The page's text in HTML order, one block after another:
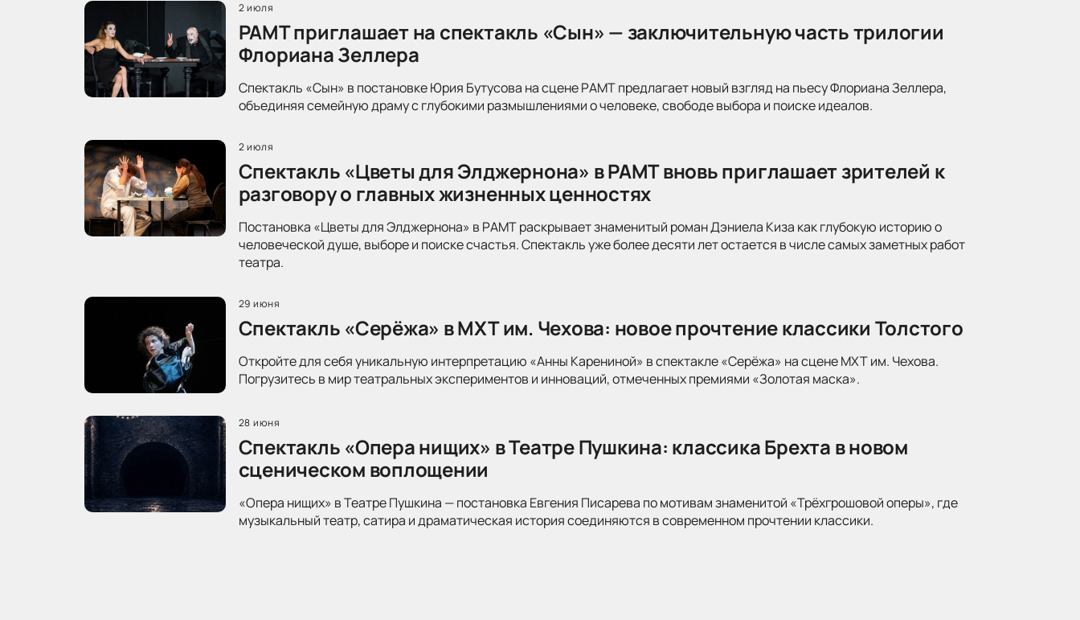
2 июля
РАМТ приглашает на спектакль «Сын» — заключительную часть трилогии
Флориана Зеллера
Спектакль «Сын» в постановке Юрия Бутусова на сцене РАМТ предлагает новый взгляд на пьесу Флориана Зеллера,
объединяя семейную драму с глубокими размышлениями о человеке, свободе выбора и поиске идеалов.
2 июля
Спектакль «Цветы для Элджернона» в РАМТ вновь приглашает зрителей к
разговору о главных жизненных ценностях
Постановка «Цветы для Элджернона» в РАМТ раскрывает знаменитый роман Дэниела Киза как глубокую историю о
человеческой душе, выборе и поиске счастья. Спектакль уже более десяти лет остается в числе самых заметных работ
театра.
29 июня
Спектакль «Серёжа» в МХТ им. Чехова: новое прочтение классики Толстого
Откройте для себя уникальную интерпретацию «Анны Карениной» в спектакле «Серёжа» на сцене МХТ им. Чехова.
Погрузитесь в мир театральных экспериментов и инноваций, отмеченных премиями «Золотая маска».
28 июня
Спектакль «Опера нищих» в Театре Пушкина: классика Брехта в новом
сценическом воплощении
«Опера нищих» в Театре Пушкина — постановка Евгения Писарева по мотивам знаменитой «Трёхгрошовой оперы», где
музыкальный театр, сатира и драматическая история соединяются в современном прочтении классики.